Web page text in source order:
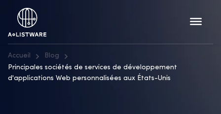
Accueil
Blog
Principales sociétés de services de développement
d'applications Web personnalisées aux États-Unis